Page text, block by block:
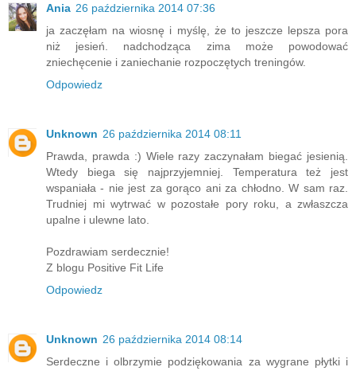
Ania 26 października 2014 07:36
ja zaczęłam na wiosnę i myślę, że to jeszcze lepsza pora
niż jesień. nadchodząca zima może powodować
zniechęcenie i zaniechanie rozpoczętych treningów.
Odpowiedz
Unknown 26 października 2014 08:11
Prawda, prawda :) Wiele razy zaczynałam biegać jesienią.
Wtedy biega się najprzyjemniej. Temperatura też jest
wspaniała - nie jest za gorąco ani za chłodno. W sam raz.
Trudniej mi wytrwać w pozostałe pory roku, a zwłaszcza
upalne i ulewne lato.
Pozdrawiam serdecznie!
Z blogu Positive Fit Life
Odpowiedz
Unknown 26 października 2014 08:14
Serdeczne i olbrzymie podziękowania za wygrane płytki i